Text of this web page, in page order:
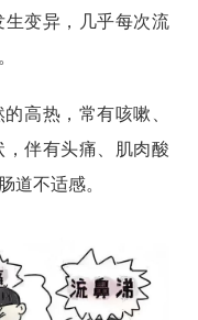
变异，几乎每次流
高热，常有咳嗽、
伴有头痛、肌肉酸
道不适感。